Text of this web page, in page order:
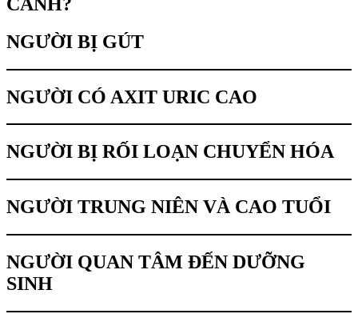
NGƯỜI BỊ GÚT
NGƯỜI CÓ AXIT URIC CAO
NGƯỜI BỊ RỐI LOẠN CHUYỂN HÓA
NGƯỜI TRUNG NIÊN VÀ CAO TUỔI
NGƯỜI QUAN TÂM ĐẾN DƯỠNG
SINH